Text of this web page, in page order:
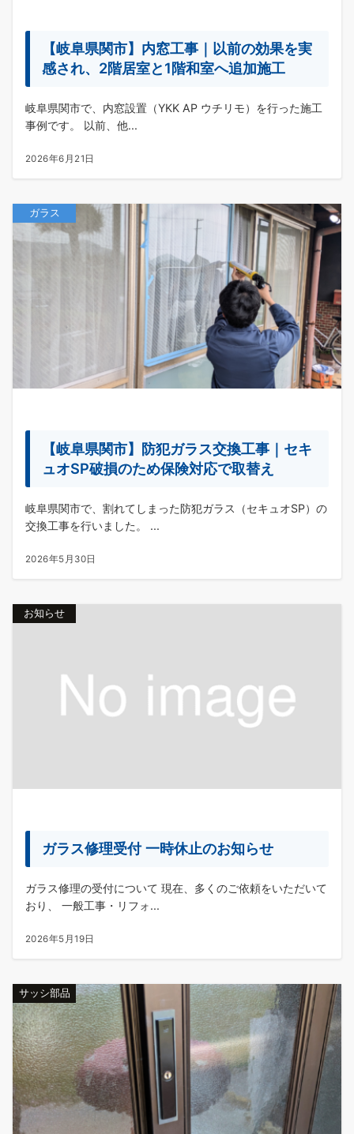
【岐阜県関市】内窓工事｜以前の効果を実
感され、2階居室と1階和室へ追加施工
岐阜県関市で、内窓設置（YKK AP ウチリモ）を行った施工
事例です。 以前、他...
2026年6月21日
ガラス
【岐阜県関市】防犯ガラス交換工事｜セキ
ュオSP破損のため保険対応で取替え
岐阜県関市で、割れてしまった防犯ガラス（セキュオSP）の
交換工事を行いました。 ...
2026年5月30日
お知らせ
ガラス修理受付 一時休止のお知らせ
ガラス修理の受付について 現在、多くのご依頼をいただいて
おり、 一般工事・リフォ...
2026年5月19日
サッシ部品